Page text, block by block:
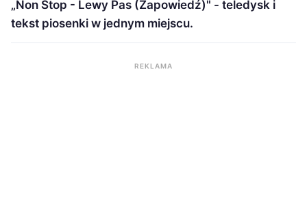
„Non Stop - Lewy Pas (Zapowiedź)" - teledysk i
tekst piosenki w jednym miejscu.
REKLAMA